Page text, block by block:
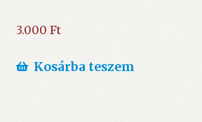
3.000 Ft
Kosárba teszem